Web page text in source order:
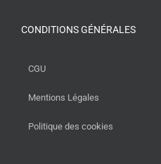
CONDITIONS GÉNÉRALES
CGU
Mentions Légales
Politique des cookies